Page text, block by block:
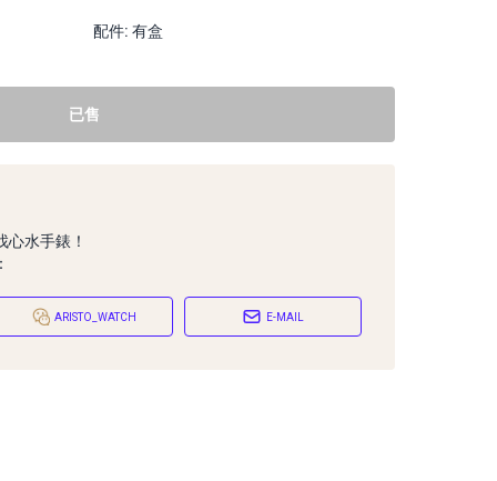
配件: 有盒
已售
水手錶！
ARISTO_WATCH E-MAIL